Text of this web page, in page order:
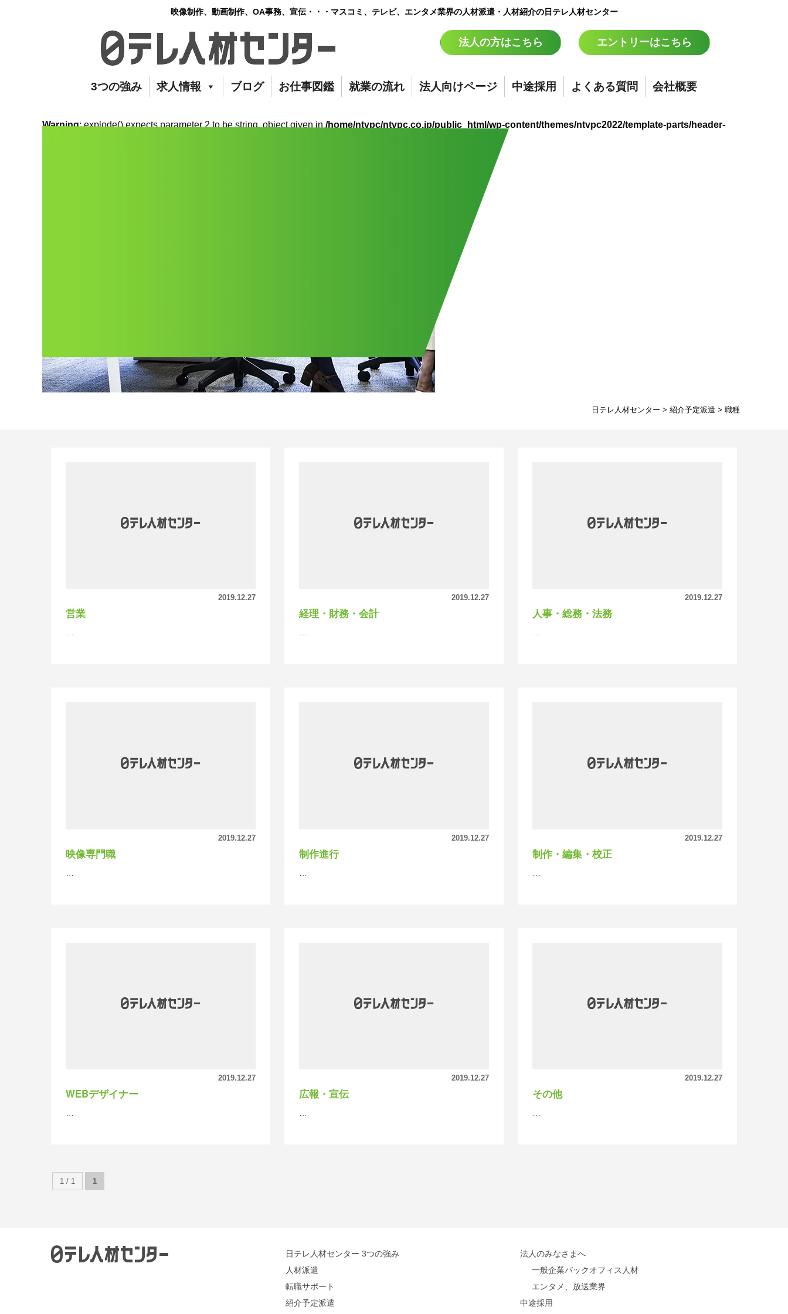
映像制作、動画制作、OA事務、宣伝・・・マスコミ、テレビ、エンタメ業界の人材派遣・人材紹介の日テレ人材センター
法人の方はこちら エントリーはこちら
3つの強み 求人情報 ブログ お仕事図鑑 就業の流れ 法人向けページ 中途採用 よくある質問 会社概要
Warning: explode() expects parameter 2 to be string, object given in /home/ntvpc/ntvpc.co.jp/public_html/wp-content/themes/ntvpc2022/template-parts/header-
日テレ人材センター > 紹介予定派遣 > 職種
2019.12.27
営業
…
2019.12.27
経理・財務・会計
…
2019.12.27
人事・総務・法務
…
2019.12.27
映像専門職
2019.12.27
制作進行
2019.12.27
制作・編集・校正
2019.12.27
WEBデザイナー
…
2019.12.27
広報・宣伝
…
2019.12.27
その他
…
1 / 1 1
日テレ人材センター 3つの強み
人材派遣
転職サポート
紹介予定派遣
法人のみなさまへ
一般企業バックオフィス人材
エンタメ、放送業界
中途採用